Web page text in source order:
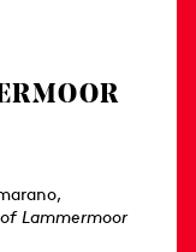
Lammermoor